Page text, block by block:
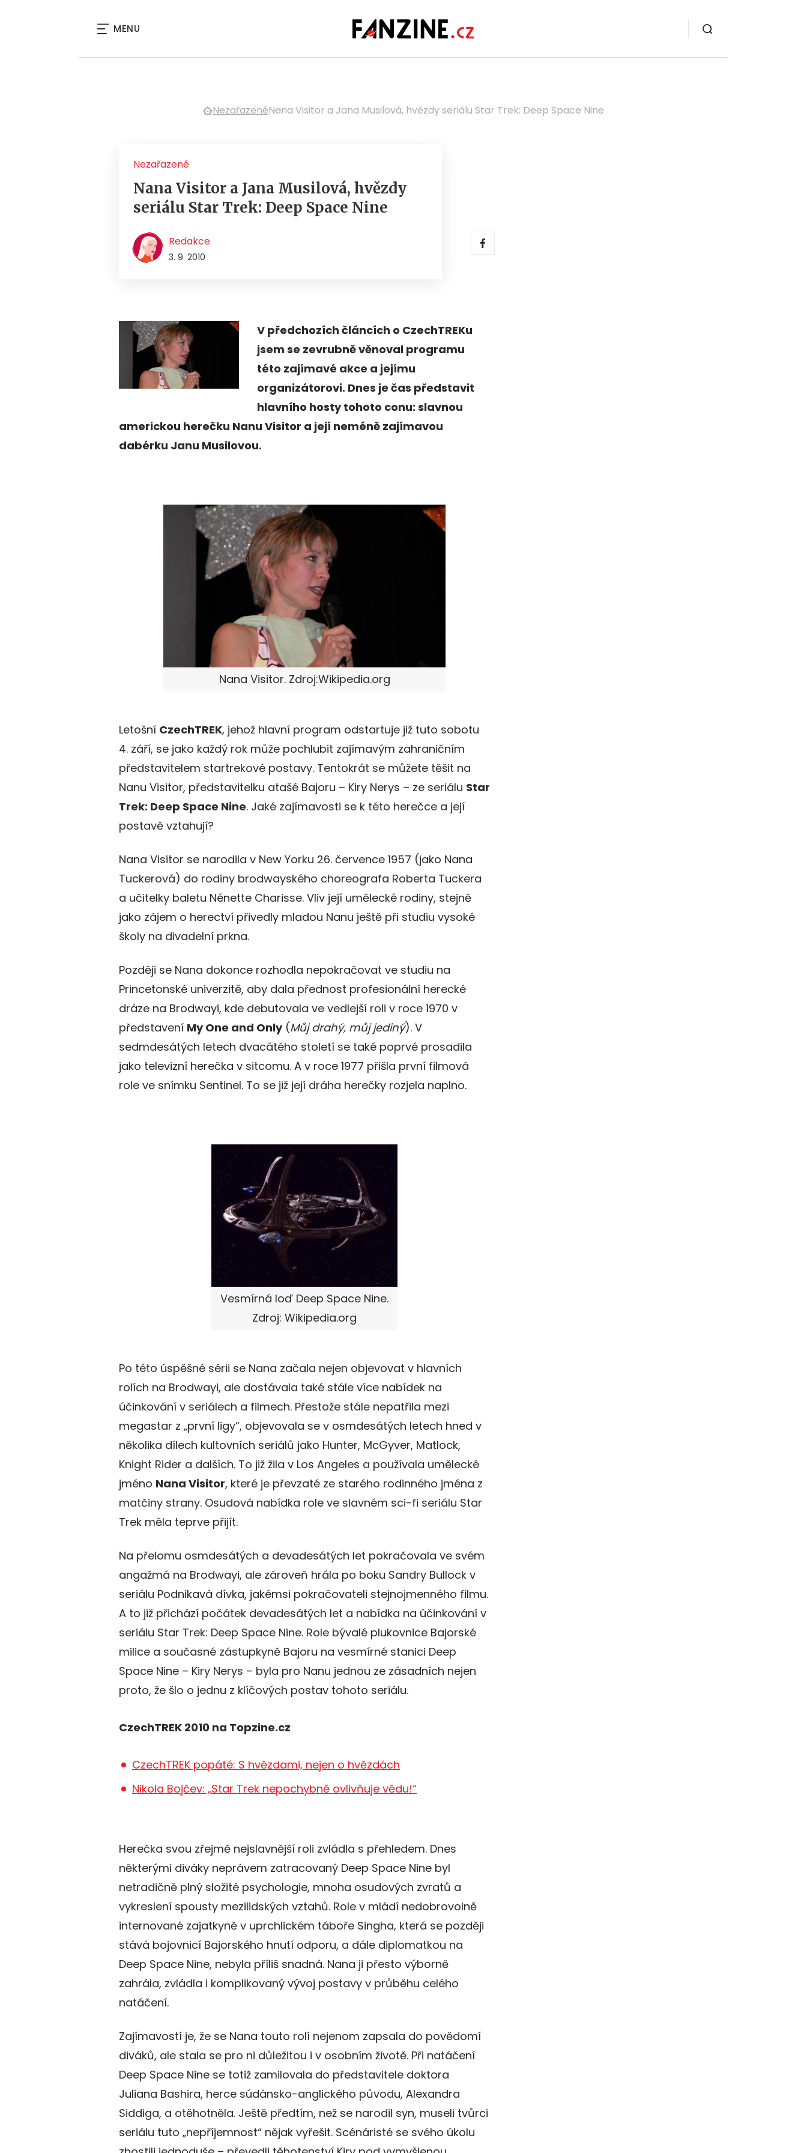
MENU
NezařazenéNana Visitor a Jana Musilová, hvězdy seriálu Star Trek: Deep Space Nine
Nezařazené
Nana Visitor a Jana Musilová, hvězdy
seriálu Star Trek: Deep Space Nine
Redakce
3. 9. 2010
V předchozích článcích o CzechTREKu
jsem se zevrubně věnoval programu
této zajímavé akce a jejímu
organizátorovi. Dnes je čas představit
hlavního hosty tohoto conu: slavnou
americkou herečku Nanu Visitor a její neméně zajímavou
dabérku Janu Musilovou.
Nana Visitor. Zdroj:Wikipedia.org
Letošní CzechTREK, jehož hlavní program odstartuje již tuto sobotu
4. září, se jako každý rok může pochlubit zajímavým zahraničním
představitelem startrekové postavy. Tentokrát se můžete těšit na
Nanu Visitor, představitelku atašé Bajoru – Kiry Nerys – ze seriálu Star
Trek: Deep Space Nine. Jaké zajímavosti se k této herečce a její
postavě vztahují?
Nana Visitor se narodila v New Yorku 26. července 1957 (jako Nana
Tuckerová) do rodiny brodwayského choreografa Roberta Tuckera
a učitelky baletu Nénette Charisse. Vliv její umělecké rodiny, stejně
jako zájem o herectví přivedly mladou Nanu ještě při studiu vysoké
školy na divadelní prkna.
Později se Nana dokonce rozhodla nepokračovat ve studiu na
Princetonské univerzitě, aby dala přednost profesionální herecké
dráze na Brodwayi, kde debutovala ve vedlejší roli v roce 1970 v
představení My One and Only(Můj drahý, můj jediný). V
sedmdesátých letech dvacátého století se také poprvé prosadila
jako televizní herečka v sitcomu. A v roce 1977 přišla první filmová
role ve snímku Sentinel. To se již její dráha herečky rozjela naplno.
Vesmírná loď Deep Space Nine.
Zdroj: Wikipedia.org
Po této úspěšné sérii se Nana začala nejen objevovat v hlavních
rolích na Brodwayi, ale dostávala také stále více nabídek na
účinkování v seriálech a filmech. Přestože stále nepatřila mezi
megastar z „první ligy“, objevovala se v osmdesátých letech hned v
několika dílech kultovních seriálů jako Hunter, McGyver, Matlock,
Knight Rider a dalších. To již žila v Los Angeles a používala umělecké
jméno Nana Visitor, které je převzaté ze starého rodinného jména z
matčiny strany. Osudová nabídka role ve slavném sci-fi seriálu Star
Trek měla teprve přijít.
Na přelomu osmdesátých a devadesátých let pokračovala ve svém
angažmá na Brodwayi, ale zároveň hrála po boku Sandry Bullock v
seriálu Podnikavá dívka, jakémsi pokračovateli stejnojmenného filmu.
A to již přichází počátek devadesátých let a nabídka na účinkování v
seriálu Star Trek: Deep Space Nine. Role bývalé plukovnice Bajorské
milice a současné zástupkyně Bajoru na vesmírné stanici Deep
Space Nine – Kiry Nerys – byla pro Nanu jednou ze zásadních nejen
proto, že šlo o jednu z klíčových postav tohoto seriálu.
CzechTREK 2010 na Topzine.cz
CzechTREK popáté: S hvězdami, nejen o hvězdách
Nikola Bojčev: „Star Trek nepochybně ovlivňuje vědu!“
Herečka svou zřejmě nejslavnější roli zvládla s přehledem. Dnes
některými diváky neprávem zatracovaný Deep Space Nine byl
netradičně plný složité psychologie, mnoha osudových zvratů a
vykreslení spousty mezilidských vztahů. Role v mládí nedobrovolně
internované zajatkyně v uprchlickém táboře Singha, která se později
stává bojovnicí Bajorského hnutí odporu, a dále diplomatkou na
Deep Space Nine, nebyla příliš snadná. Nana ji přesto výborně
zahrála, zvládla i komplikovaný vývoj postavy v průběhu celého
natáčení.
Zajímavostí je, že se Nana touto rolí nejenom zapsala do povědomí
diváků, ale stala se pro ni důležitou i v osobním životě. Při natáčení
Deep Space Nine se totiž zamilovala do představitele doktora
Juliana Bashira, herce súdánsko-anglického původu, Alexandra
Siddiga, a otěhotněla. Ještě předtím, než se narodil syn, museli tvůrci
seriálu tuto „nepříjemnost“ nějak vyřešit. Scénáristé se svého úkolu